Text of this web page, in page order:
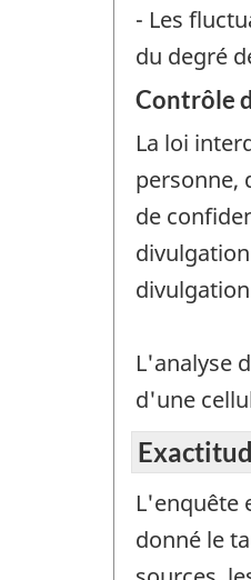
- Les
du degré
Contrôle
La loi
personne,
de
L'analyse
d'une
L'enquête
donné le